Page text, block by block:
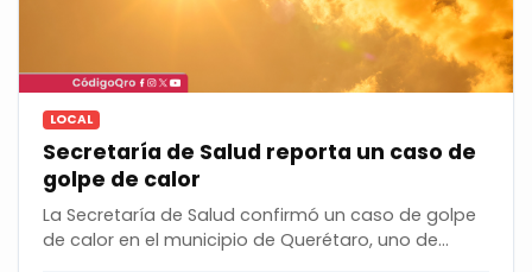
LOCAL
Secretaría de Salud reporta un caso de
golpe de calor
La Secretaría de Salud confirmó un caso de golpe
de calor en el municipio de Querétaro, uno de...